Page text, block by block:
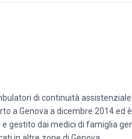
di continuità
a Genova a dicembre 2014
gestito dai medici di famiglia